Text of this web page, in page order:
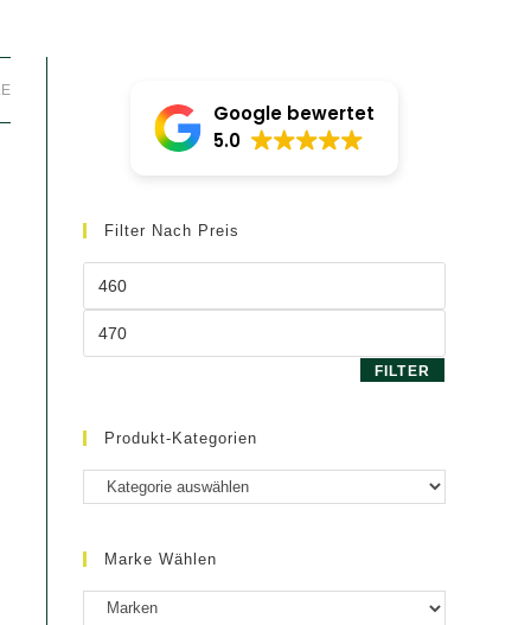
Google bewertet
5.0
Filter Nach Preis
FILTER
Produkt-Kategorien
Marke Wählen